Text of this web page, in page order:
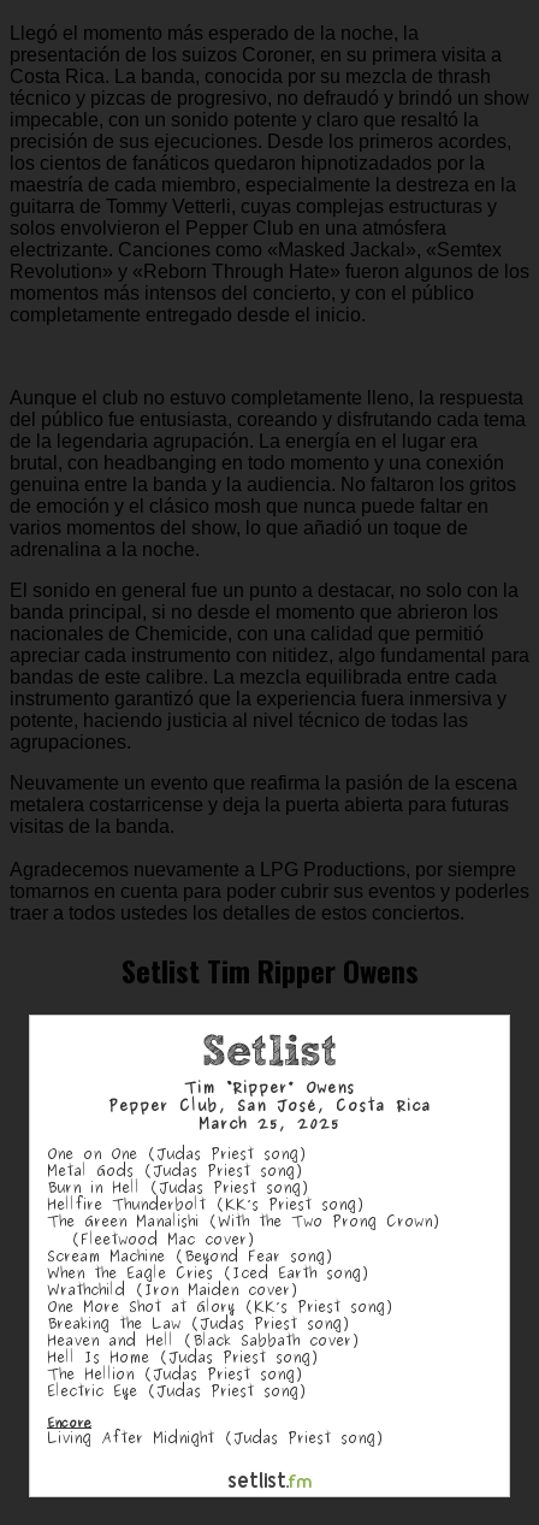
Llegó el momento más esperado de la noche, la
presentación de los suizos Coroner, en su primera visita a
Costa Rica. La banda, conocida por su mezcla de thrash
técnico y pizcas de progresivo, no defraudó y brindó un show
impecable, con un sonido potente y claro que resaltó la
precisión de sus ejecuciones. Desde los primeros acordes,
los cientos de fanáticos quedaron hipnotizadados por la
maestría de cada miembro, especialmente la destreza en la
guitarra de Tommy Vetterli, cuyas complejas estructuras y
solos envolvieron el Pepper Club en una atmósfera
electrizante. Canciones como «Masked Jackal», «Semtex
Revolution» y «Reborn Through Hate» fueron algunos de los
momentos más intensos del concierto, y con el público
completamente entregado desde el inicio.
Aunque el club no estuvo completamente lleno, la respuesta
del público fue entusiasta, coreando y disfrutando cada tema
de la legendaria agrupación. La energía en el lugar era
brutal, con headbanging en todo momento y una conexión
genuina entre la banda y la audiencia. No faltaron los gritos
de emoción y el clásico mosh que nunca puede faltar en
varios momentos del show, lo que añadió un toque de
adrenalina a la noche.
El sonido en general fue un punto a destacar, no solo con la
banda principal, si no desde el momento que abrieron los
nacionales de Chemicide, con una calidad que permitió
apreciar cada instrumento con nitidez, algo fundamental para
bandas de este calibre. La mezcla equilibrada entre cada
instrumento garantizó que la experiencia fuera inmersiva y
potente, haciendo justicia al nivel técnico de todas las
agrupaciones.
Neuvamente un evento que reafirma la pasión de la escena
metalera costarricense y deja la puerta abierta para futuras
visitas de la banda.
Agradecemos nuevamente a LPG Productions, por siempre
tomarnos en cuenta para poder cubrir sus eventos y poderles
traer a todos ustedes los detalles de estos conciertos.
Setlist Tim Ripper Owens